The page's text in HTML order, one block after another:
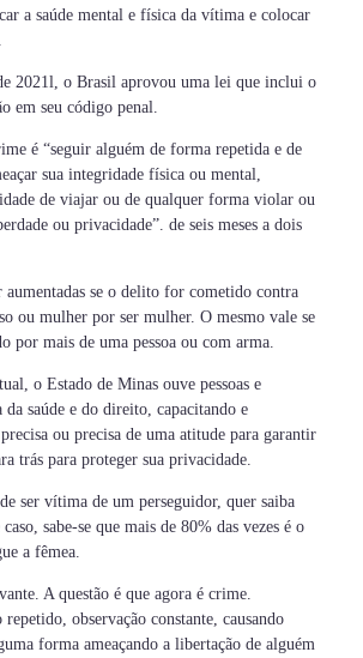
a saúde mental e física da vítima e colocar
2021l, o Brasil aprovou uma lei que inclui o
em seu código penal.
é “seguir alguém de forma repetida e de
sua integridade física ou mental,
de viajar ou de qualquer forma violar ou
ou privacidade”. de seis meses a dois
aumentadas se o delito for cometido contra
ou mulher por ser mulher. O mesmo vale se
por mais de uma pessoa ou com arma.
o Estado de Minas ouve pessoas e
da saúde e do direito, capacitando e
ou precisa de uma atitude para garantir
trás para proteger sua privacidade.
ser vítima de um perseguidor, quer saiba
sabe-se que mais de 80% das vezes é o
a fêmea.
A questão é que agora é crime.
observação constante, causando
forma ameaçando a libertação de alguém